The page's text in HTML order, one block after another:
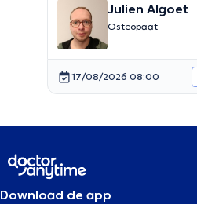
Julien Algoet
Osteopaat
17/08/2026 08:00
Download de app